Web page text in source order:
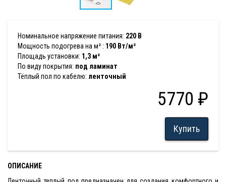
Номинальное напряжение питания: 220 В
Мощность подогрева на м² : 190 Вт/м²
Площадь установки: 1,3 м²
По виду покрытия: под ламинат
Тёплый пол по кабелю: ленточный
5770 ₽
Купить
ОПИСАНИЕ